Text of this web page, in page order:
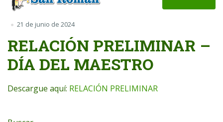
21 de junio de 2024
RELACIÓN PRELIMINAR –
DÍA DEL MAESTRO
Descargue aquí: RELACIÓN PRELIMINAR